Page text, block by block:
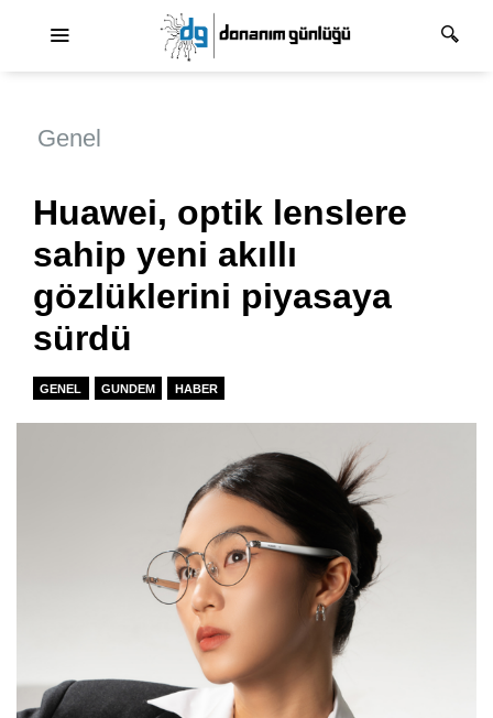
Genel
Huawei, optik lenslere
sahip yeni akıllı
gözlüklerini piyasaya
sürdü
GENEL GUNDEM HABER